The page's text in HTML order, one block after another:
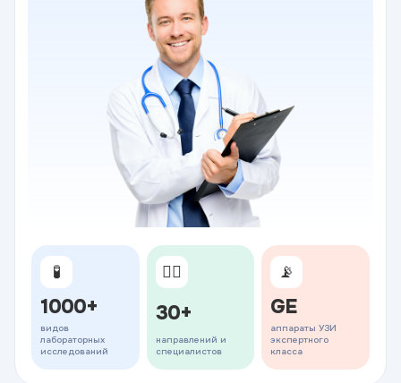
🧪
1000+
видов
лабораторных
исследований
👨‍⚕️
30+
направлений и
специалистов
📡
GE
аппараты УЗИ
экспертного
класса